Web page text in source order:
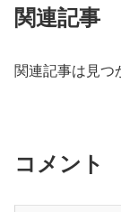
関連記事
関連記事は見つ
コメント